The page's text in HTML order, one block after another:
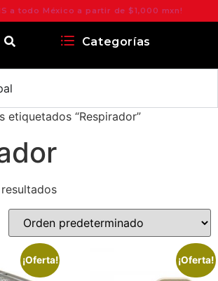
a todo México a partir de $1,000 mxn!
Categorías
etiquetados “Respirador”
¡Oferta! ¡Oferta!